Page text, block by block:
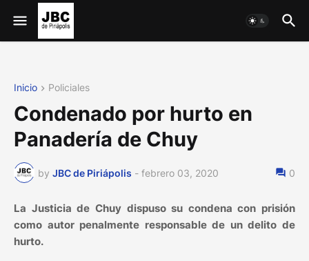
Inicio Policiales
Condenado por hurto en
Panadería de Chuy
by JBC de Piriápolis - febrero 03, 2020 0
La Justicia de Chuy dispuso su condena con prisión
como autor penalmente responsable de un delito de
hurto.